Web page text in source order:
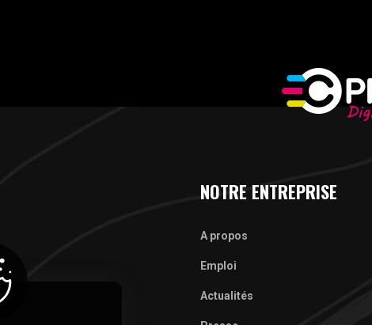
NOTRE ENTREPRISE
A propos
Emploi
Actualités